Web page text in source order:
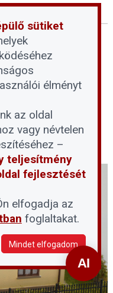
sütiket
élményt
az oldal
vagy névtelen
–
teljesítmény
fejlesztését
elfogadja az
foglaltakat.
Mindet elfogadom